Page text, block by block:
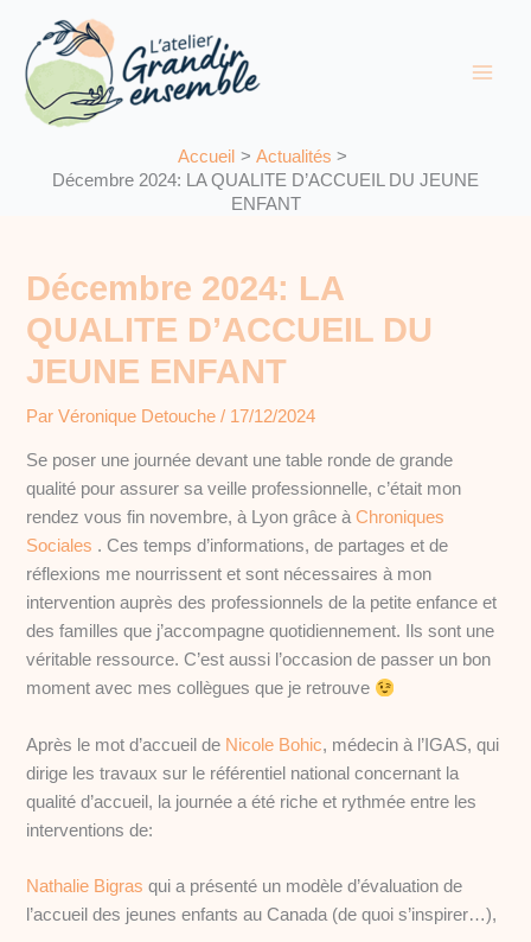
contenu
Accueil
Actualités
Décembre 2024: LA QUALITE D’ACCUEIL DU JEUNE
ENFANT
Décembre 2024: LA
QUALITE D’ACCUEIL DU
JEUNE ENFANT
ParVéronique Detouche/ 17/12/2024
Se poser une journée devant une table ronde de grande
qualité pour assurer sa veille professionnelle, c’était mon
rendez vous fin novembre, à Lyon grâce àChroniques
Sociales . Ces temps d’informations, de partages et de
réflexions me nourrissent et sont nécessaires à mon
intervention auprès des professionnels de la petite enfance et
des familles que j’accompagne quotidiennement. Ils sont une
véritable ressource. C’est aussi l’occasion de passer un bon
moment avec mes collègues que je retrouve
Après le mot d’accueil de Nicole Bohic, médecin à l’IGAS, qui
dirige les travaux sur le référentiel national concernant la
qualité d’accueil, la journée a été riche et rythmée entre les
interventions de:
Nathalie Bigras qui a présenté un modèle d’évaluation de
l’accueil des jeunes enfants au Canada (de quoi s’inspirer…),